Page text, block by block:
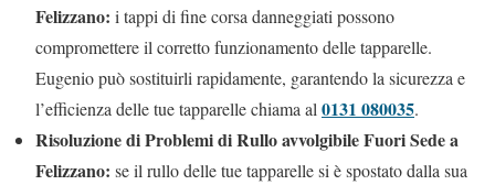
Felizzano: i tappi di fine corsa danneggiati possono
compromettere il corretto funzionamento delle tapparelle.
Eugenio può sostituirli rapidamente, garantendo la sicurezza e
l’efficienza delle tue tapparelle chiama al0131 080035.
Risoluzione di Problemi di Rullo avvolgibile Fuori Sede a
Felizzano: se il rullo delle tue tapparelle si è spostato dalla sua